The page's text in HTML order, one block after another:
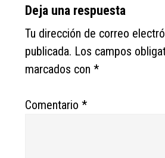
Deja una respuesta
Tu dirección de correo
publicada. Los campos
marcados con*
Comentario*